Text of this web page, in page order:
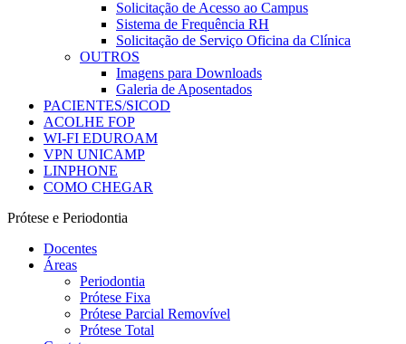
Solicitação de Acesso ao Campus
Sistema de Frequência RH
Solicitação de Serviço Oficina da Clínica
OUTROS
Imagens para Downloads
Galeria de Aposentados
PACIENTES/SICOD
ACOLHE FOP
WI-FI EDUROAM
VPN UNICAMP
LINPHONE
COMO CHEGAR
Prótese e Periodontia
Docentes
Áreas
Periodontia
Prótese Fixa
Prótese Parcial Removível
Prótese Total